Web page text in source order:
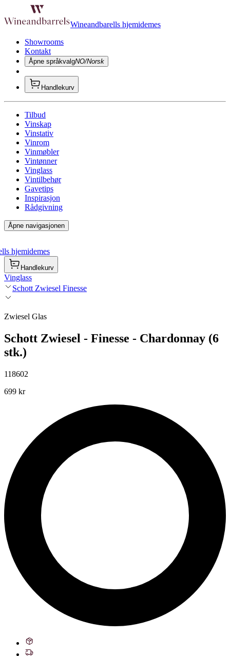
Wineandbarells hjemidemes
Showrooms
Kontakt
Åpne språkvalgNO/Norsk
Handlekurv
Tilbud
Vinskap
Vinstativ
Vinrom
Vinmøbler
Vintønner
Vinglass
Vintilbehør
Gavetips
Inspirasjon
Rådgivning
Åpne navigasjonen
hjemidemes
Handlekurv
Vinglass
Schott Zwiesel Finesse
Zwiesel Glas
Schott Zwiesel - Finesse - Chardonnay (6
stk.)
118602
699 kr